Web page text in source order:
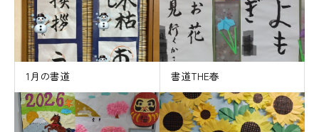
1月の書道 書道THE春